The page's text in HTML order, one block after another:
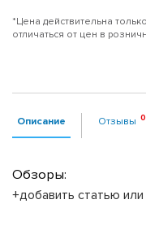
*Цена действительна
отличаться от цен в
Описание Отзывы
Обзоры:
+добавить статью